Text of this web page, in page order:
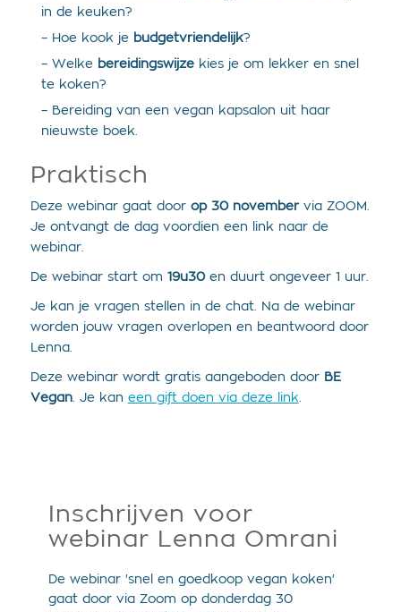
in de keuken?
– Hoe kook je budgetvriendelijk?
– Welke bereidingswijzekies je om lekker en snel
te koken?
– Bereiding van een vegan kapsalon uit haar
nieuwste boek.
Praktisch
Deze webinar gaat door op 30 novembervia ZOOM.
Je ontvangt de dag voordien een link naar de
webinar.
De webinar start om 19u30en duurt ongeveer 1 uur.
Je kan je vragen stellen in de chat. Na de webinar
worden jouw vragen overlopen en beantwoord door
Lenna.
Deze webinar wordt gratis aangeboden doorBE
Vegan. Je kan een gift doen via deze link.
Inschrijven voor
webinar Lenna Omrani
De webinar 'snel en goedkoop vegan koken'
gaat door via Zoom op donderdag 30